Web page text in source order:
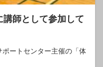
講師として参加して
ートセンター主催の「体